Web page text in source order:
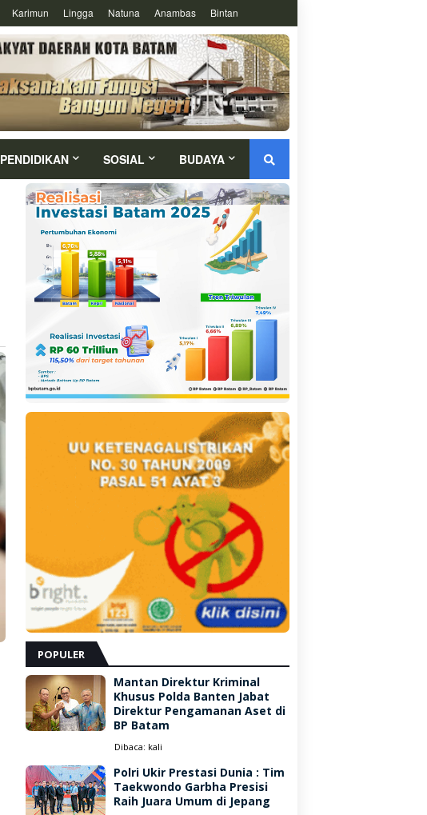
Karimun Lingga Natuna Anambas Bintan
PENDIDIKAN SOSIAL BUDAYA
POPULER
Mantan Direktur Kriminal
Khusus Polda Banten Jabat
Direktur Pengamanan Aset di
BP Batam
Dibaca: kali
Polri Ukir Prestasi Dunia : Tim
Taekwondo Garbha Presisi
Raih Juara Umum di Jepang